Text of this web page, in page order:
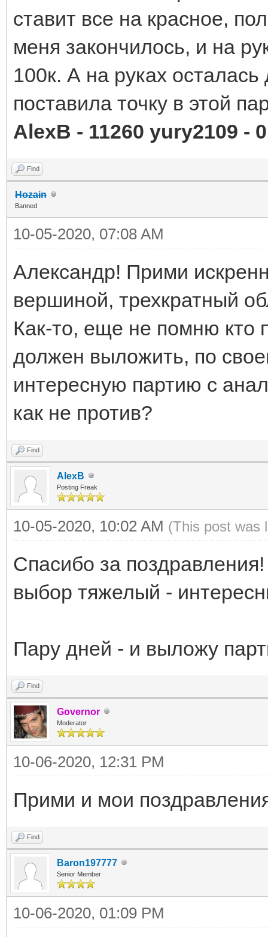
ставит все на красное,
меня закончилось, и на
100к. А на руках осталась
поставила точку в этой
AlexB - 11260 yury2109 - 0
Find
Hozain
Banned
10-05-2020, 07:08 AM
Александр! Прими
вершиной, трехкратный
Как-то, еще не помню кто
должен выложить, по
интересную партию с
как не против?
Find
AlexB
Posting Freak
10-05-2020, 10:02 AM (This post was
Спасибо за
выбор тяжелый -
Пару дней - и выложу
Find
Governor
Moderator
10-06-2020, 12:31 PM
Прими и мои
Find
Baron197777
Senior Member
10-06-2020, 01:09 PM